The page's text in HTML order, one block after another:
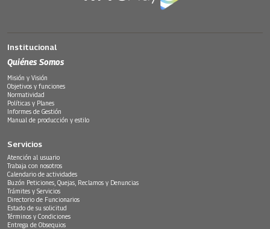
Institucional
Quiénes Somos
Misión y Visión
Objetivos y funciones
Normatividad
Políticas y Planes
Informes de Gestión
Manual de producción y estilo
Servicios
Atención al usuario
Trabaja con nosotros
Calendario de actividades
Buzón Peticiones, Quejas, Reclamos y Denuncias
Trámites y Servicios
Directorio de Funcionarios
Estado de su solicitud
Términos y Condiciones
Entrega de Obsequios